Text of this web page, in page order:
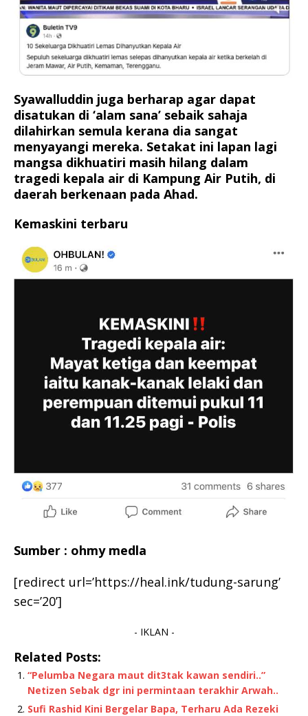
Syawalluddin juga berharap agar dapat
disatukan di ‘alam sana’ sebaik sahaja
dilahirkan semula kerana dia sangat
menyayangi mereka. Setakat ini lapan lagi
mangsa dikhuatiri masih hilang dalam
tragedi kepala air di Kampung Air Putih, di
daerah berkenaan pada Ahad.
Kemaskini terbaru
Sumber : ohmy medla
[redirect url=’https://heal.ink/tudung-sarung’
sec=’20’]
- IKLAN -
Related Posts:
“Pelumba Negara maut dit3tak kawan sendiri..”
Netizen Sebak dgr ini permintaan terakhir Arwah..
Sufi Rashid Kini Bergelar Bapa, Terharu Ada Rezeki